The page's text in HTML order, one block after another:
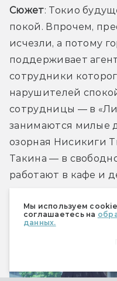
Мы используем
соглашаетесь на
данных.
Сюжет: Токио
покой. Впрочем,
исчезли, а потому
поддерживает
сотрудники
нарушителей
сотрудницы — в
занимаются милые
озорная Нисикиги
Такина — в
работают в кафе и